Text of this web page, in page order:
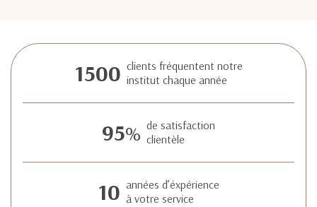
1500 clients fréquentent notre
institut chaque année
95% de satisfaction
clientèle
10 années d’éxpérience
à votre service